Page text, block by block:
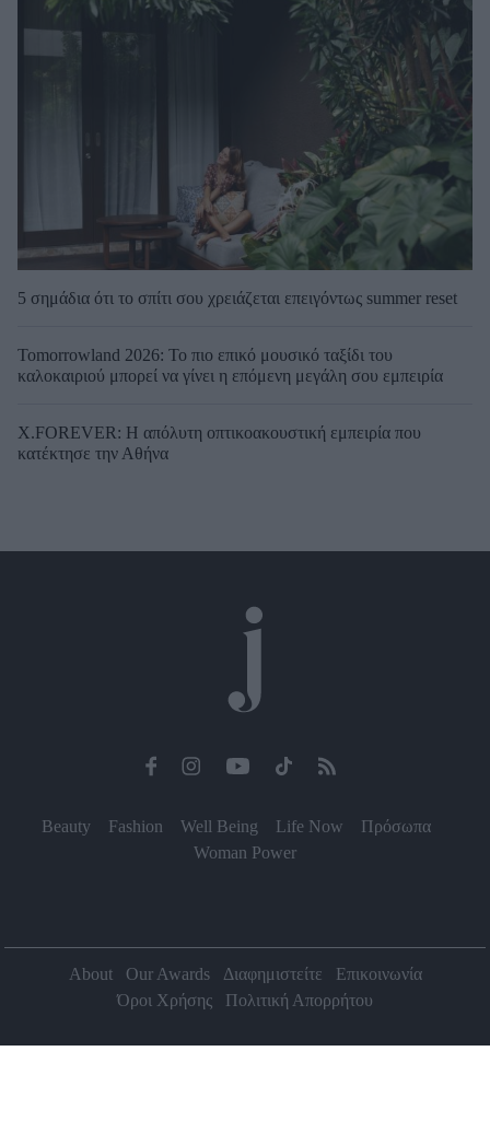
5 σημάδια ότι το σπίτι σου χρειάζεται επειγόντως summer reset
Tomorrowland 2026: Το πιο επικό μουσικό ταξίδι του
καλοκαιριού μπορεί να γίνει η επόμενη μεγάλη σου εμπειρία
X.FOREVER: Η απόλυτη οπτικοακουστική εμπειρία που
κατέκτησε την Αθήνα
Beauty Fashion Well Being Life Now
Πρόσωπα
Woman Power
About Our Awards Διαφημιστείτε
Επικοινωνία
Όροι Χρήσης
Πολιτική Απορρήτου